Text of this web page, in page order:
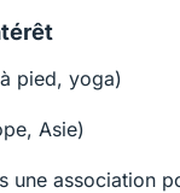
pied, yoga)
Asie)
une association